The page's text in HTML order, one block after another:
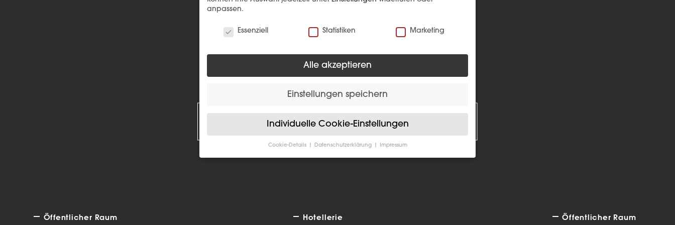
REFERENZEN
Öffentlicher Raum Hotellerie Öffentlicher Raum
anpassen.
Essenziell
Statistiken Marketing
Alle akzeptieren
Einstellungen speichern
Individuelle Cookie-Einstellungen
Cookie-Details Datenschutzerklärung Impressum
Datenschutzeinstellungen
und Ihre Erfahrung zu verbessern. Personenbezogene Daten können